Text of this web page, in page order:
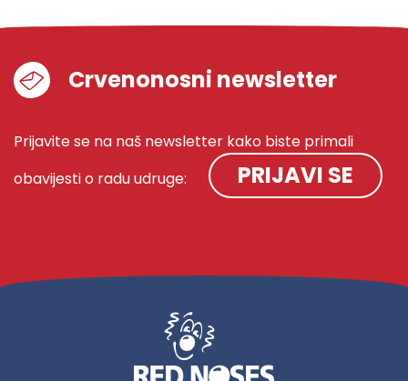
Crvenonosni newsletter
Prijavite se na naš newsletter kako biste primali
obavijesti o radu udruge:
PRIJAVI SE